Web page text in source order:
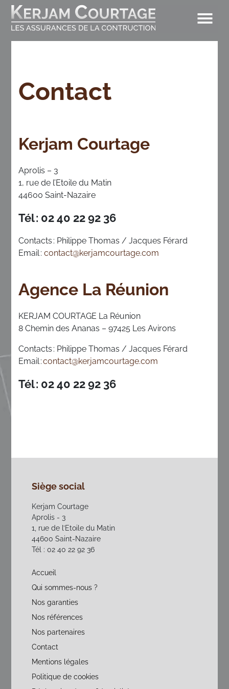
Contact
Kerjam Courtage
Aprolis – 3
1, rue de l’Etoile du Matin
44600 Saint-Nazaire
Tél : 02 40 22 92 36
Contacts : Philippe Thomas / Jacques Férard
Email : contact@kerjamcourtage.com
Agence La Réunion
KERJAM COURTAGE La Réunion
8 Chemin des Ananas – 97425 Les Avirons
Contacts : Philippe Thomas / Jacques Férard
Email :contact@kerjamcourtage.com
Tél : 02 40 22 92 36
Siège social
Kerjam Courtage
Aprolis - 3
1, rue de l’Etoile du Matin
44600 Saint-Nazaire
Tél : 02 40 22 92 36
Accueil
Qui sommes-nous ?
Nos garanties
Nos références
Nos partenaires
Contact
Mentions légales
Politique de cookies